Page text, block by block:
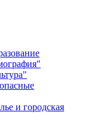
и городская